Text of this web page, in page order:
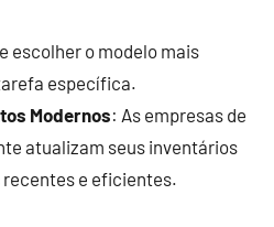
escolher o modelo mais
específica.
Modernos: As empresas de
atualizam seus inventários
recentes e eficientes.